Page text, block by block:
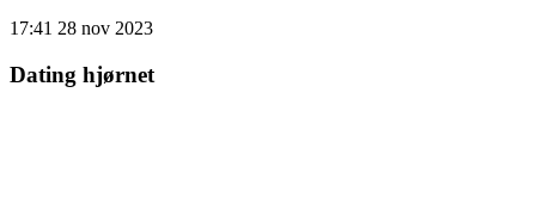
17:41 28 nov 2023
Dating hjørnet